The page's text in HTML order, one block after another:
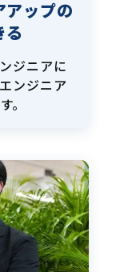
アップの
る
ジニアに
ンジニア
。